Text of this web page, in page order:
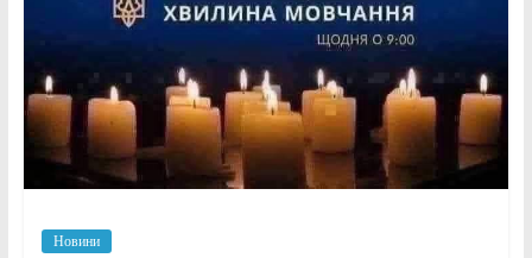
Новини